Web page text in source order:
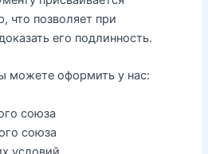
что позволяет при
его подлинность.
можете оформить у нас:
союза
союза